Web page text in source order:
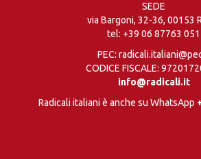
SEDE
via Bargoni, 32-36, 00153
tel: +39 06 87763 051
PEC:
CODICE FISCALE:
info@radicali.it
Radicali italiani è anche su WhatsApp